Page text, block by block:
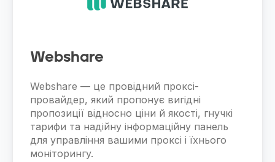
Webshare
Webshare — це провідний проксі-
провайдер, який пропонує вигідні
пропозиції відносно ціни й якості, гнучкі
тарифи та надійну інформаційну панель
для управління вашими проксі і їхнього
моніторингу.